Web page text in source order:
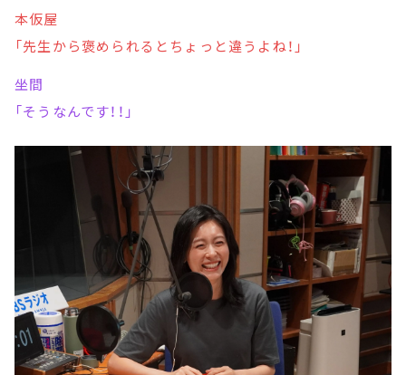
本仮屋
「先生から褒められるとちょっと違うよね！」
坐間
「そうなんです！！」